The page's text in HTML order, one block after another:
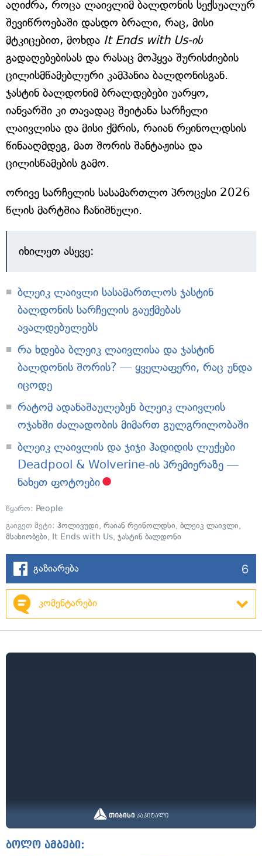
აღიძრა, როცა ლაივლიმ ბალდონის სექსუალურ
შევიწროებაში დასდო ბრალი, რაც, მისი
მტკიცებით, მოხდა It Ends with Us-ის
გადაღებებისას და რასაც მოჰყვა შურისძიების
ცილისმწამებლური კამპანია ბალდონისგან.
ჯასტინ ბალდონიმ ბრალდებები უარყო,
იანვარში კი თავადაც შეიტანა სარჩელი
ლაივლისა და მისი ქმრის, რაიან რეინოლდსის
წინააღმდეგ, მათ შორის შანტაჟისა და
ცილისწამების გამო.
ორივე სარჩელის სასამართლო პროცესი 2026
წლის მარტშია ჩანიშნული.
იხილეთ ასევე:
ბლეიკ ლაივლი სასამართლოს ჯასტინ
ბალდონის სარჩელის გაუქმებას
ავალდებულებს
რა ხდება ბლეიკ ლაივლისა და ჯასტინ
ბალდონის შორის? — ყველაფერი, რაც უნდა
იცოდე
რატომ ადანაშაულებენ ბლეიკ ლაივლის
ოჯახში ძალადობის მიმართ გულგრილობაში
ბლეიკ ლაივლის და ჯიჯი ჰადიდის ლუქები
Deadpool & Wolverine-ის პრემიერაზე —
ნახეთ ფოტოები
წყარო: People
გაიგეთ მეტი: ჰოლივუდი, რაიან რეინოლდსი, ბლეიკ ლაივლი,
მსახიობები, It Ends with Us, ჯასტინ ბალდონი
გაზიარება 6
კომენტარები
ბოლო ამბები: